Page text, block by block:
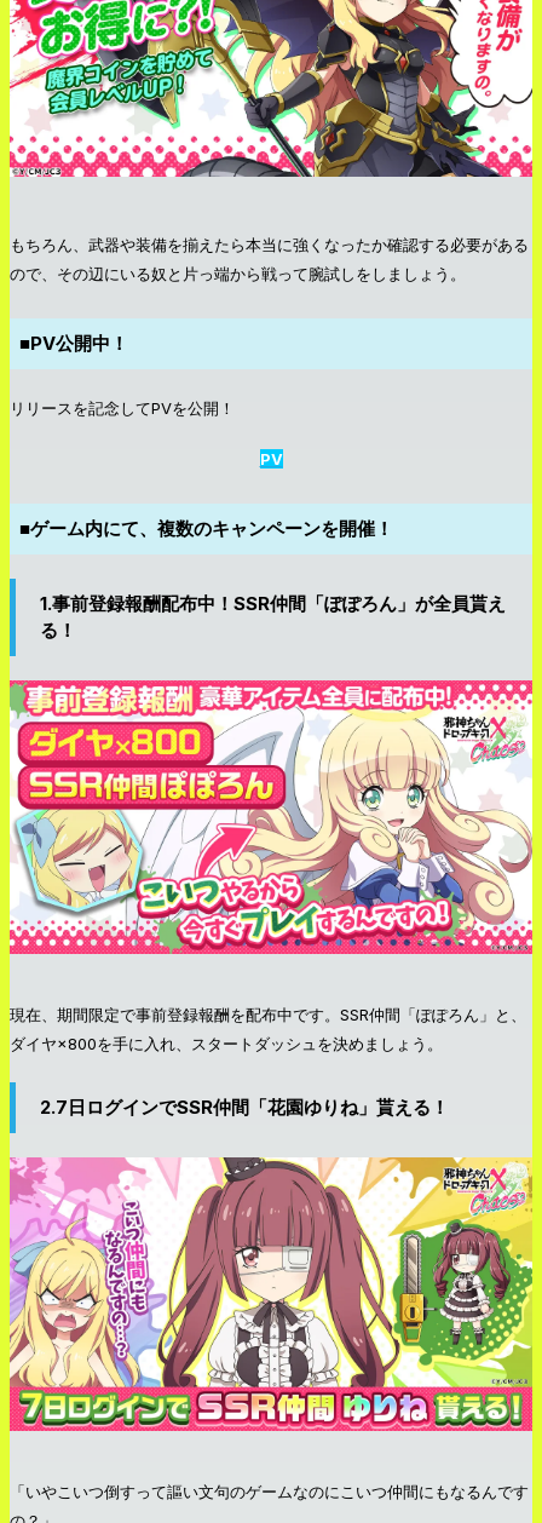
もちろん、武器や装備を揃えたら本当に強くなったか確認する必要がある
ので、その辺にいる奴と片っ端から戦って腕試しをしましょう。
■PV公開中！
リリースを記念してPVを公開！
PV
■ゲーム内にて、複数のキャンペーンを開催！
1.事前登録報酬配布中！SSR仲間「ぽぽろん」が全員貰え
る！
現在、期間限定で事前登録報酬を配布中です。SSR仲間「ぽぽろん」と、
ダイヤ×800を手に入れ、スタートダッシュを決めましょう。
2.7日ログインでSSR仲間「花園ゆりね」貰える！
「いやこいつ倒すって謳い文句のゲームなのにこいつ仲間にもなるんです